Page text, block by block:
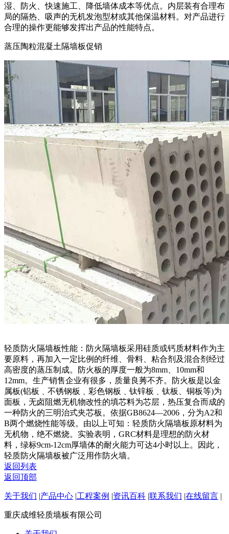
湿、防火、快速施工、降低墙体成本等优点。内层装有合理布
局的隔热、吸声的无机发泡型材或其他保温材料。对产品进行
合理的操作更能够发挥出产品的性能特点。
蒸压陶粒混凝土隔墙板促销
轻质防火隔墙板性能：防火隔墙板采用硅质或钙质材料作为主
要原料，再加入一定比例的纤维、骨料、粘合剂及混合剂经过
高密度的蒸压制成。防火板的厚度一般为8mm、10mm和
12mm。生产销售企业有很多，质量良莠不齐。防火板是以金
属板(铝板﹑不锈钢板﹑彩色钢板﹑钛锌板﹑钛板、铜板等)为
面板，无卤阻燃无机物改性的填芯料为芯层，热压复合而成的
一种防火的三明治式夹芯板。依据GB8624—2006，分为A2和
B两个燃烧性能等级。由以上可知：轻质防火隔墙板原材料为
无机物，绝不燃烧。实验表明，GRC材料是理想的防火材
料，绿标9cm-12cm厚墙体的耐火能力可达4小时以上。因此，
轻质防火隔墙板被广泛用作防火墙。
返回列表
返回顶部
关于我们 |产品中心 |工程案例 |资讯百科 |联系我们 |在线留言 |
重庆成维轻质墙板有限公司